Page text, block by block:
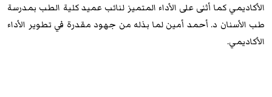
الأكاديمي كما أثنى على الأداء المتميز لنائب عميد كلية الطب بمدرسة
طب الأسنان د. أحمد أمين لما بذله من جهود مقدرة في تطوير الأداء
الأكاديمي.